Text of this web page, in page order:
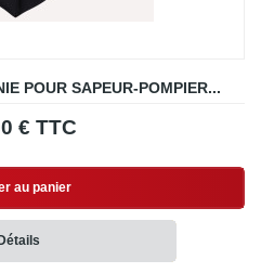
POUR SAPEUR-POMPIER...
€ TTC
au panier
Détails